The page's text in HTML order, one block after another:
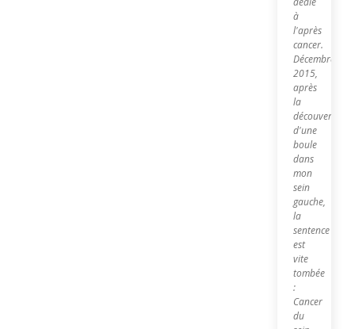
à
l'après
cancer.
Décembre
2015,
après
la
découverte
d'une
boule
dans
mon
sein
gauche,
la
sentence
est
vite
tombée
:
Cancer
du